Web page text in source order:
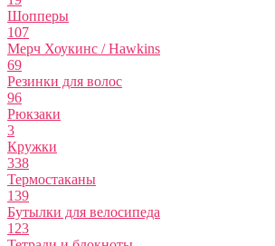
Шопперы
107
Мерч Хоукинс / Hawkins
69
Резинки для волос
96
Рюкзаки
3
Кружки
338
Термостаканы
139
Бутылки для велосипеда
123